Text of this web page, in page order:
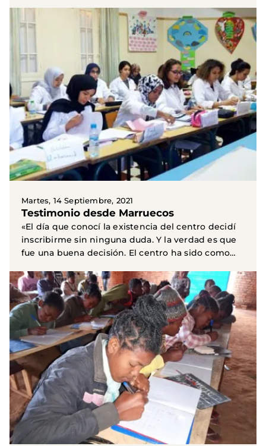
Martes, 14 Septiembre, 2021
Testimonio desde Marruecos
«El día que conocí la existencia del centro decidí
inscribirme sin ninguna duda. Y la verdad es que
fue una buena decisión. El centro ha sido como